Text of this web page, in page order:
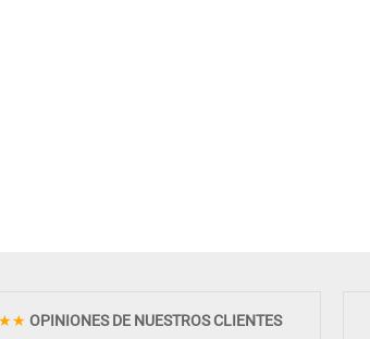
OPINIONES DE NUESTROS CLIENTES